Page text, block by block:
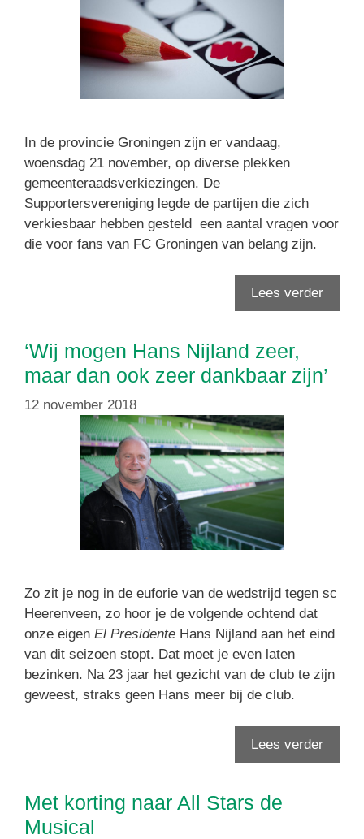
In de provincie Groningen zijn er vandaag,
woensdag 21 november, op diverse plekken
gemeenteraadsverkiezingen. De
Supportersvereniging legde de partijen die zich
verkiesbaar hebben gesteld een aantal vragen voor
die voor fans van FC Groningen van belang zijn.
Lees verder
‘Wij mogen Hans Nijland zeer,
maar dan ook zeer dankbaar zijn’
12 november 2018
Zo zit je nog in de euforie van de wedstrijd tegen sc
Heerenveen, zo hoor je de volgende ochtend dat
onze eigen El Presidente Hans Nijland aan het eind
van dit seizoen stopt. Dat moet je even laten
bezinken. Na 23 jaar het gezicht van de club te zijn
geweest, straks geen Hans meer bij de club.
Lees verder
Met korting naar All Stars de
Musical